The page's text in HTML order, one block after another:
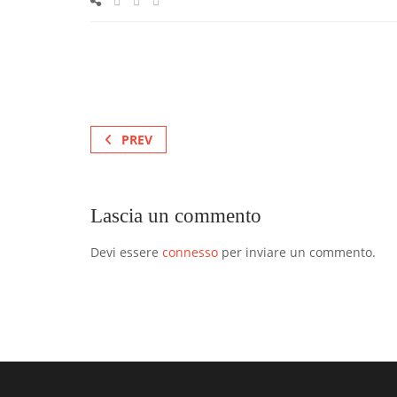
PREV
Lascia un commento
Devi essere connesso per inviare un commento.